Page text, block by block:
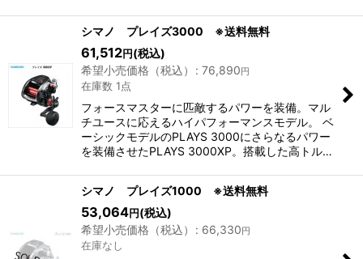
シマノ プレイズ3000 ※送料無料
61,512円 (税込)
希望小売価格（税込）
: 76,890 円
在庫数 1点
フォースマスターに匹敵するパワーを装備。マル
チユースに応えるハイパフォーマンスモデル。 ベ
ーシックモデルのPLAYS 3000にさらなるパワー
を装備させたPLAYS 3000XP。搭載した高トル…
シマノ プレイズ1000 ※送料無料
53,064円 (税込)
希望小売価格（税込）
: 66,330 円
在庫なし